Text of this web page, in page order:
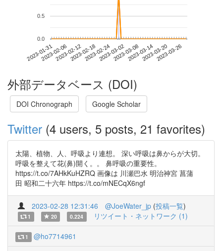
2023-01-312023-02-062023-02-122023-02-182023-02-242023-03-022023-03-082023-03-142023-03-202023-03-26
0.0
0.5
外部データベース (DOI)
DOI Chronograph Google Scholar
Twitter (4 users, 5 posts, 21 favorites)
太陽、植物、人、呼吸より連想。 深い呼吸は鼻からが大切。
呼吸を整えて花(鼻)開く。。 鼻呼吸の重要性。
https://t.co/7AHkKuHZRQ 画像は 川瀬巴水 明治神宮 菖蒲
田 昭和二十六年 https://t.co/mNECqX6ngf
2023-02-28 12:31:46 @JoeWater_jp (投稿一覧)
1 20 0.224 リツイート・ネットワーク (1)
1 @ho7714961